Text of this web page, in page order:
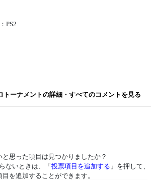
PS2
トーナメントの詳細・すべてのコメントを見る
と思った項目は見つかりましたか？
ないときは、「 投票項目を追加する 」を押して、
目を追加することができます。